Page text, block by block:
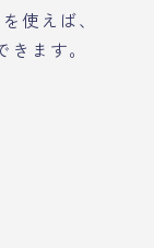
使えば、
ます。